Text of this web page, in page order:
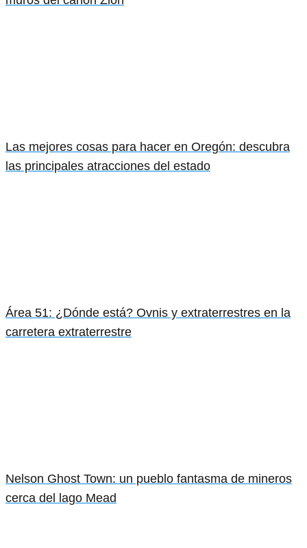
Las mejores cosas para hacer en Oregón: descubra
las principales atracciones del estado
Área 51: ¿Dónde está? Ovnis y extraterrestres en la
carretera extraterrestre
Nelson Ghost Town: un pueblo fantasma de mineros
cerca del lago Mead